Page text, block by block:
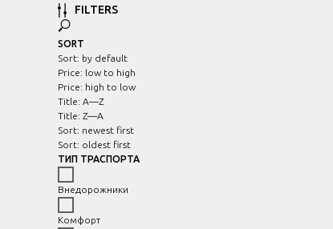
FILTERS
SORT
Sort: by default
Price: low to high
Price: high to low
Title: A—Z
Title: Z—A
Sort: newest first
Sort: oldest first
ТИП ТРАСПОРТА
Внедорожники
Комфорт